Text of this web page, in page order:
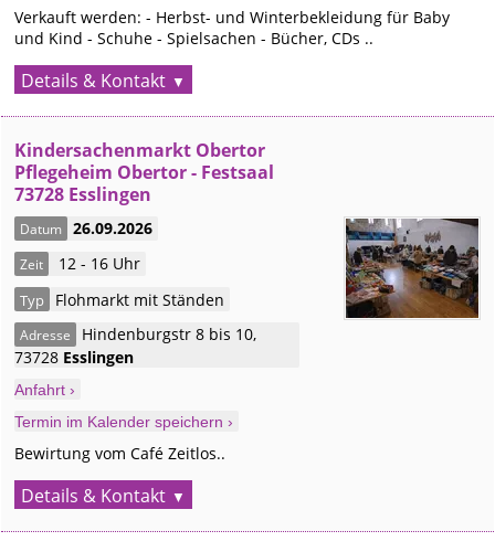
Verkauft werden: - Herbst- und Winterbekleidung für Baby
und Kind - Schuhe - Spielsachen - Bücher, CDs ..
Details & Kontakt
Kindersachenmarkt Obertor
Pflegeheim Obertor - Festsaal
73728 Esslingen
Datum 26.09.2026
Zeit 12 - 16 Uhr
Typ Flohmarkt mit Ständen
Adresse Hindenburgstr 8 bis 10,
73728 Esslingen
Anfahrt ›
Termin im Kalender speichern ›
Bewirtung vom Café Zeitlos..
Details & Kontakt